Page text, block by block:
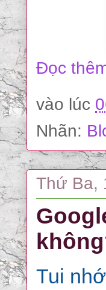
Đọc
vào lúc
Nhãn:
Thứ Ba,
Tui